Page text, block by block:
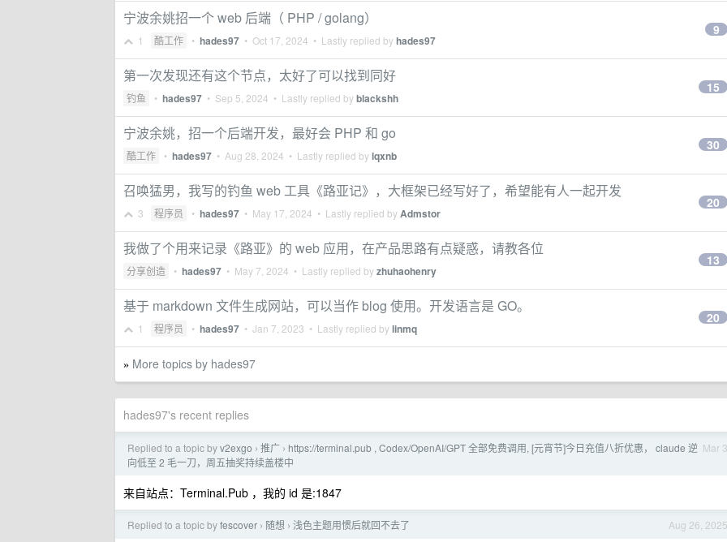
宁波余姚招一个 web 后端（ PHP / golang）
1 酷工作 • hades97 • Oct 17, 2024 • Lastly replied byhades97
9
第一次发现还有这个节点，太好了可以找到同好
钓鱼 • hades97 • Sep 5, 2024 • Lastly replied byblackshh
15
宁波余姚，招一个后端开发，最好会 PHP 和 go
酷工作 • hades97 • Aug 28, 2024 • Lastly replied bylqxnb
30
召唤猛男，我写的钓鱼 web 工具《路亚记》，大框架已经写好了，希望能有人一起开发
3 程序员 • hades97 • May 17, 2024 • Lastly replied byAdmstor
20
我做了个用来记录《路亚》的 web 应用，在产品思路有点疑惑，请教各位
分享创造 • hades97 • May 7, 2024 • Lastly replied byzhuhaohenry
13
基于 markdown 文件生成网站，可以当作 blog 使用。开发语言是 GO。
1 程序员 • hades97 • Jan 7, 2023 • Lastly replied bylinmq
20
» More topics by hades97
hades97's recent replies
Mar 3
Replied to a topic byv2exgo › 推广 › https://terminal.pub , Codex/OpenAI/GPT 全部免费调用, [元宵节]今日充值八折优惠， claude 逆
向低至 2 毛一刀，周五抽奖持续盖楼中
来自站点：Terminal.Pub ，我的 id 是:1847
Aug 26, 2025
Replied to a topic byfescover › 随想 › 浅色主题用惯后就回不去了